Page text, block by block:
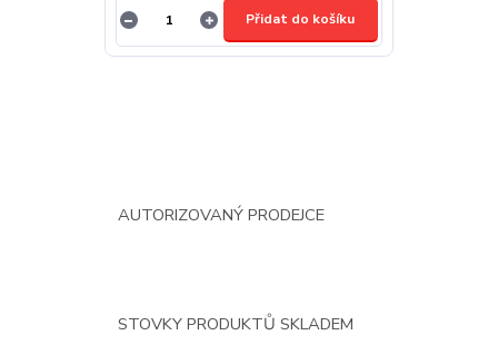
Přidat do košíku
AUTORIZOVANÝ PRODEJCE
STOVKY PRODUKTŮ SKLADEM